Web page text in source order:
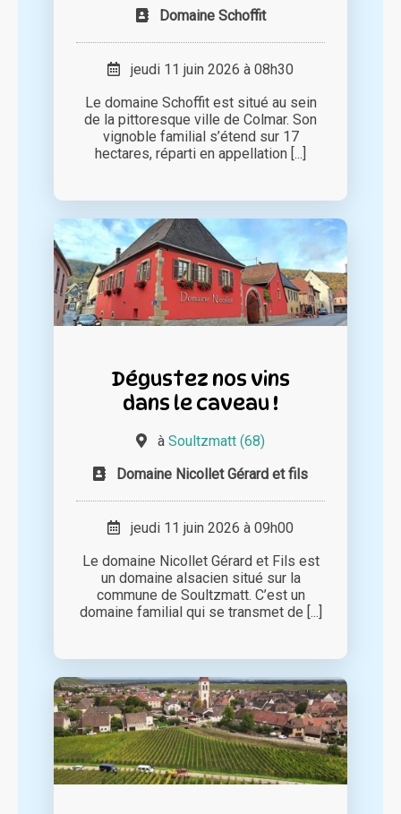
Domaine Schoffit
jeudi 11 juin 2026 à 08h30
Le domaine Schoffit est situé au sein
de la pittoresque ville de Colmar. Son
vignoble familial s’étend sur 17
hectares, réparti en appellation [...]
Dégustez nos vins
dans le caveau !
à Soultzmatt (68)
Domaine Nicollet Gérard et fils
jeudi 11 juin 2026 à 09h00
Le domaine Nicollet Gérard et Fils est
un domaine alsacien situé sur la
commune de Soultzmatt. C’est un
domaine familial qui se transmet de [...]